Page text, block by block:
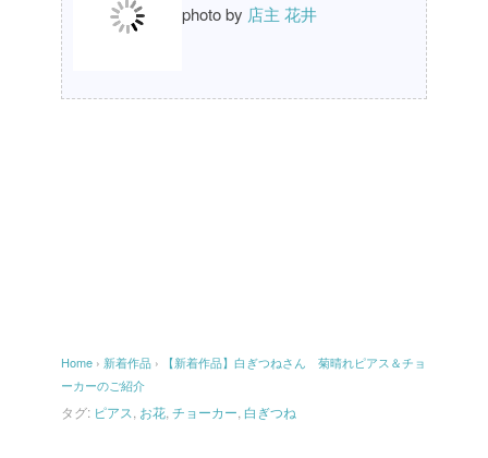
photo by 店主 花井
Home › 新着作品 ›
【新着作品】白ぎつねさん 菊晴れピアス＆チョ
ーカーのご紹介
タグ: ピアス お花 チョーカー 白ぎつね